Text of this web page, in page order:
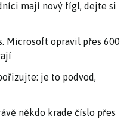
mají nový fígl, dejte si
Microsoft opravil přes 600
je to podvod,
někdo krade číslo přes